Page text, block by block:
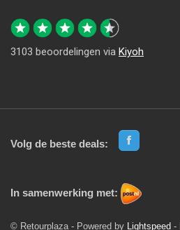
3103 beoordelingen via Kiyoh
Volg de beste deals:
In samenwerking met:
© Retourplaza - Powered by Lightspeed -